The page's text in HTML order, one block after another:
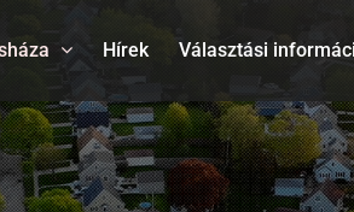
Hírek Választási